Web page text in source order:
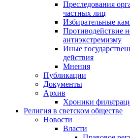
Преследования
частных лиц
Избирательные
Противодействие
антиэкстремизму
Иные
действия
Мнения
Публикации
Документы
Архив
Хроники
Религия в светском обществе
Новости
Власти